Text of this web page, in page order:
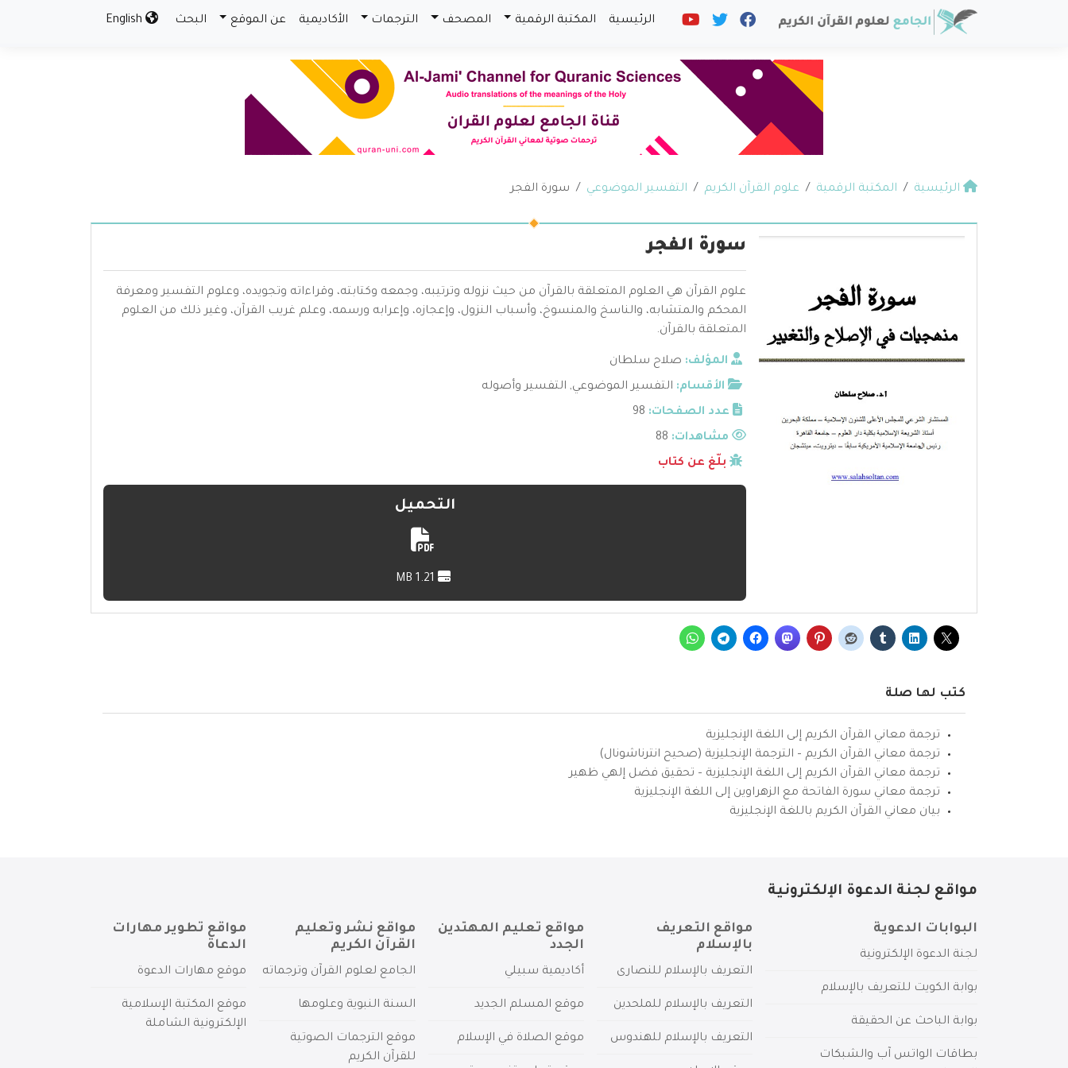
الرئيسية المكتبة الرقمية المصحف الترجمات الأكاديمية عن الموقع البحث
الرئيسية المكتبة الرقمية علوم القرآن الكريم التفسير الموضوعي سورة الفجر
سورة الفجر
علوم القرآن هي العلوم المتعلقة بالقرآن من حيث نزوله وترتيبه، وجمعه وكتابته، وقراءاته وتجويده، وعلوم التفسير ومعرفة
المحكم والمتشابه، والناسخ والمنسوخ، وأسباب النزول، وإعجازه، وإعرابه ورسمه، وعلم غريب القرآن، وغير ذلك من العلوم
المتعلقة بالقرآن.
المؤلف: صلاح سلطان
الأقسام: التفسير الموضوعي, التفسير وأصوله
عدد الصفحات: 98
مشاهدات:
بلّغ عن كتاب
التحميل
كتب لها صلة
ترجمة معاني القرآن الكريم إلى اللغة الإنجليزية
ترجمة معاني القرآن الكريم – الترجمة الإنجليزية (صحيح انترناشونال)
ترجمة معاني القرآن الكريم إلى اللغة الإنجليزية – تحقيق فضل إلهي ظهير
ترجمة معاني سورة الفاتحة مع الزهراوين إلى اللغة الإنجليزية
بيان معاني القرآن الكريم باللغة الإنجليزية
مواقع لجنة الدعوة الإلكترونية
البوابات الدعوية
لجنة الدعوة الإلكترونية
بوابة الكويت للتعريف بالإسلام
بوابة الباحث عن الحقيقة
بطاقات الواتس آب والشبكات
مواقع التعريف
بالإسلام
التعريف بالإسلام للنصارى
التعريف بالإسلام للملحدين
التعريف بالإسلام للهندوس
مواقع تعليم المهتدين
الجدد
أكاديمية سبيلي
موقع المسلم الجديد
موقع الصلاة في الإسلام
مواقع نشر وتعليم
القرآن الكريم
الجامع لعلوم القرآن وترجماته
السنة النبوية وعلومها
موقع الترجمات الصوتية
للقرآن الكريم
مواقع تطوير مهارات
الدعاة
موقع مهارات الدعوة
موقع المكتبة الإسلامية
الإلكترونية الشاملة